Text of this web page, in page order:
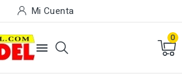
Mi Cuenta

0